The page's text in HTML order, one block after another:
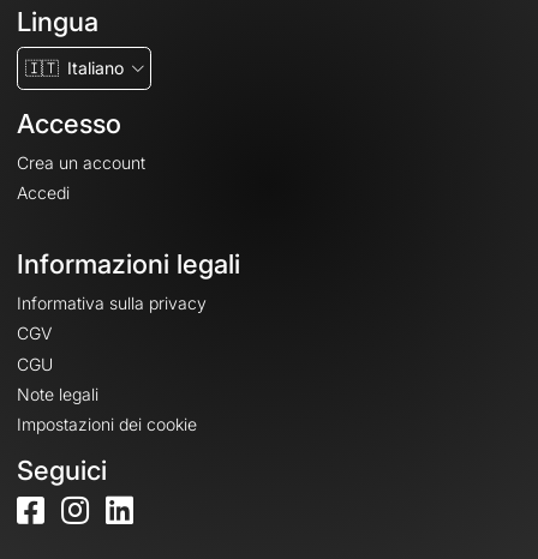
Lingua
🇮🇹 Italiano
Accesso
Crea un account
Accedi
Informazioni legali
Informativa sulla privacy
CGV
CGU
Note legali
Impostazioni dei cookie
Seguici